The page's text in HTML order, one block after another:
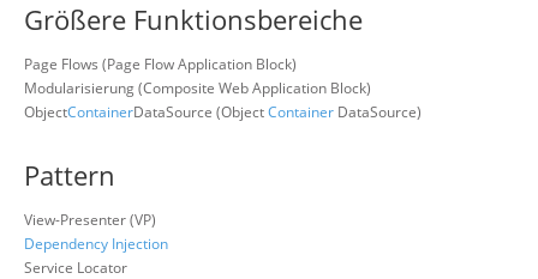
Größere Funktionsbereiche
Page Flows (Page Flow Application Block)
Modularisierung (Composite Web Application Block)
ObjectContainerDataSource (ObjectContainer DataSource)
Pattern
View-Presenter (VP)
Dependency Injection
Service Locator